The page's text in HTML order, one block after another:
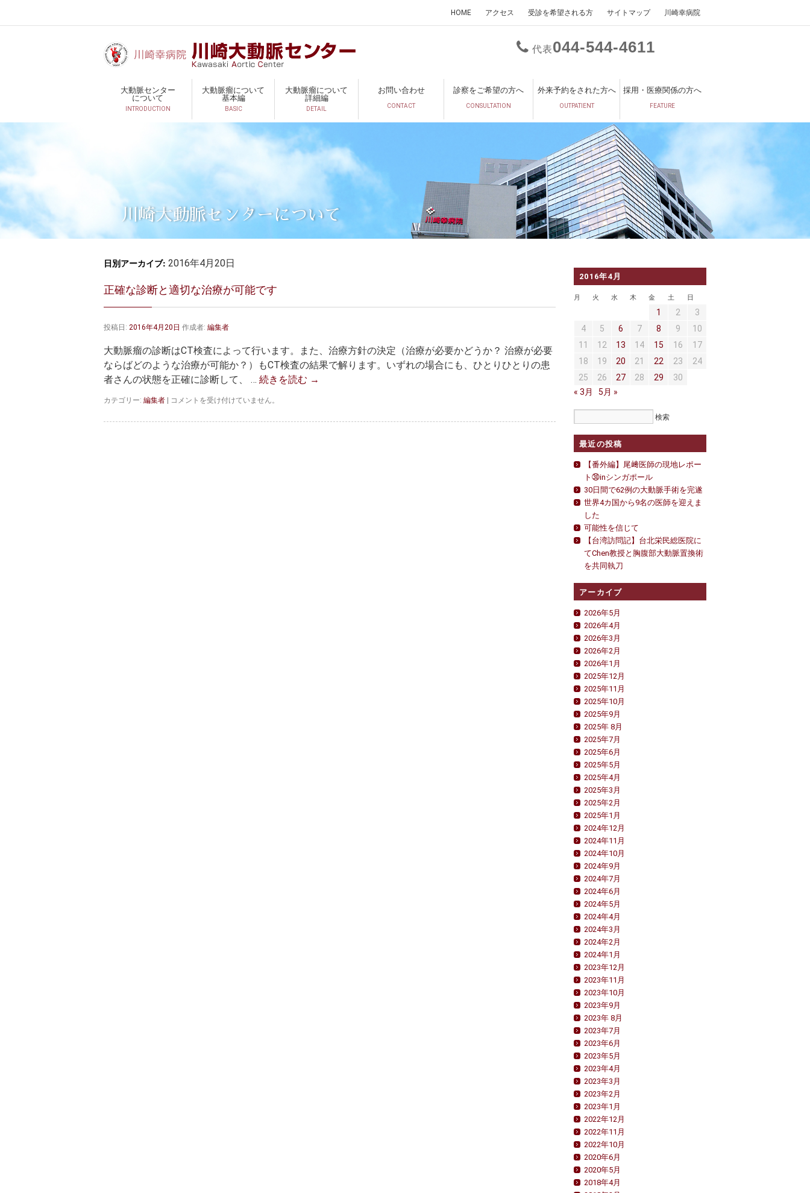
HOME アクセス 受診を希望される方 サイトマップ 川崎幸病院
代表044 544 4611
大動脈センター
について
INTRODUCTION
大動脈瘤について
基本編
BASIC
大動脈瘤について
詳細編
DETAIL
お問い合わせ
CONTACT
診察をご希望の方へ
CONSULTATION
外来予約をされた方へ
OUTPATIENT
採用・医療関係の方へ
FEATURE
川崎大動脈センターについて
日別アーカイブ: 2016年4月20日
正確な診断と適切な治療が可能です
投稿日: 2016年4月20日 作成者: 編集者
大動脈瘤の診断はCT検査によって行います。また、治療方針の決定（治療が必要かどうか？ 治療が必要
ならばどのような治療が可能か？）もCT検査の結果で解ります。いずれの場合にも、ひとりひとりの患
者さんの状態を正確に診断して、 … 続きを読む →
カテゴリー: 編集者
正
な
コメントを受け付けていません。
2016年4月
月 火 水 木 金 土 日
1 2
3
4
5 6 7 8 9
10
11
12 13 14 15 16
17
18
19 20 21 22 23
24
25
26 27 28 29
30
« 3月
5月 »
最近の投稿
【番外編】尾﨑医師の現地レポー
ト㉚inシンガポール
30日間で62例の大動脈手術を完遂
世界4カ国から9名の医師を迎えま
した
可能性を信じて
【台湾訪問記】台北栄民総医院に
てChen教授と胸腹部大動脈置換術
を共同執刀
アーカイブ
2026年5月
2026年4月
2026年3月
2026年2月
2026年1月
2025年12月
2025年11月
2025年10月
2025年9月
2025年 8月
2025年7月
2025年6月
2025年5月
2025年4月
2025年3月
2025年2月
2025年1月
2024年12月
2024年11月
2024年10月
2024年9月
2024年7月
2024年6月
2024年5月
2024年4月
2024年3月
2024年2月
2024年1月
2023年12月
2023年11月
2023年10月
2023年9月
2023年 8月
2023年7月
2023年6月
2023年5月
2023年4月
2023年3月
2023年2月
2023年1月
2022年12月
2022年11月
2022年10月
2020年6月
2020年5月
2018年4月